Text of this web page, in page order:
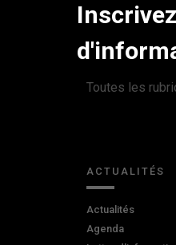
Toutes les
ACTUALITÉS
Actualités
Agenda